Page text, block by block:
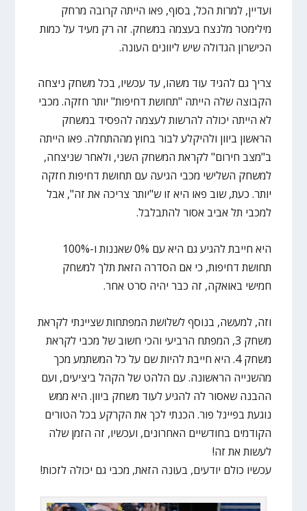
ועדיין, למרות הכל, בסוף, פאו הייתה קרובה מרחק
מילימטר מלנצח בעצמה במשחק. זה רק מעיד על כמות
הכישרון הגדולה שיש ליוונים העונה.
צריך גם להגיד עוד משהו, עד עכשיו, בכל משחק ניצחה
הקבוצה שלה הייתה "תחושת דחיפות" יותר חזקה. מכבי
לא הייתה יכולה להרשות לעצמה להפסיד במשחק
הראשון ביוון ולהיקלע לבור בחוץ מההתחלה. פאו הייתה
ב"מצב חירום" לקראת המשחק השני, ולאחר שניצחה,
למשחק השלישי מכבי הגיעה עם תחושת דחיפות חזקה
יותר. כעת, שוב פאו היא זו ש"יותר צריכה את זה", אבל
למכבי תל אביב אסור להתבלבל.
היא חייבת להגיע גם היא עם 0% שאננות ו-100%
תחושת דחיפות, כי אם הסדרה הזאת תלך למשחק
חמישי באואקה, זה כבר יהיה סרט אחר.
וזה, למעשה, בנוסף לשלושת המפתחות שציינתי לקראת
משחק 3, המפתח הרביעי והכי חשוב של מכבי לקראת
משחק 4. היא חייבת להיות שם על כל המשתמע מכך
מהשנייה הראשונה. עם הלהט של הקהל ביציעים, ועם
ההבנה שאסור לה להגיע לעוד משחק ביוון. היא ממש
נוגעת בפיינל פור. הכנתי לכך את הקרקע בכל הטורים
הקודמים בחודשיים האחרונים, ועכשיו, זה הזמן שלה
לעשות את זה!
עכשיו כולם יודעים, בעונה הזאת, מכבי גם יכולה לזכות!